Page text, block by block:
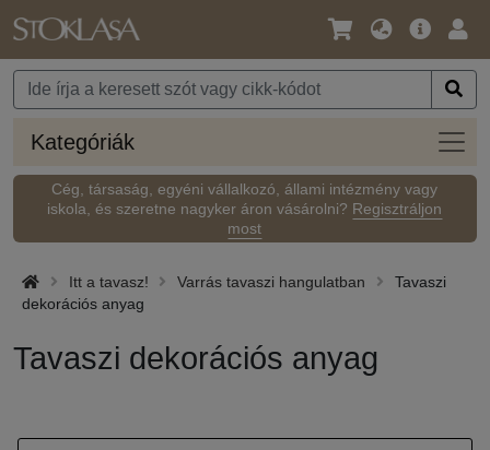
Nyelv
Pénznem
Fő
Kategóriák
Cég, társaság, egyéni vállalkozó, állami intézmény vagy
iskola, és szeretne nagyker áron vásárolni? Regisztráljon
most
Itt a tavasz! Varrás tavaszi hangulatban
Tavaszi
dekorációs anyag
Tavaszi dekorációs anyag